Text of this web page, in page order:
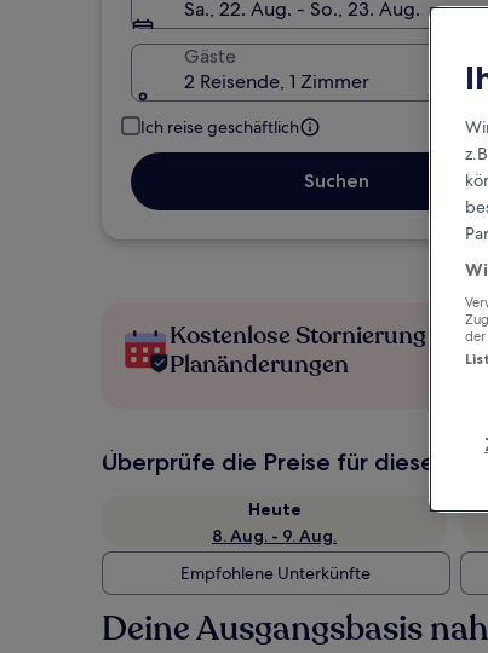
Sa., 22. Aug. - So., 23. Aug.
Gäste
2 Reisende, 1 Zimmer
Ich reise geschäftlich
Suchen
Kostenlose Stornierung bei
Planänderungen
Überprüfe die Preise für diese
Heute
8. Aug. - 9. Aug.
Empfohlene Unterkünfte
Deine Ausgangsbasis
der